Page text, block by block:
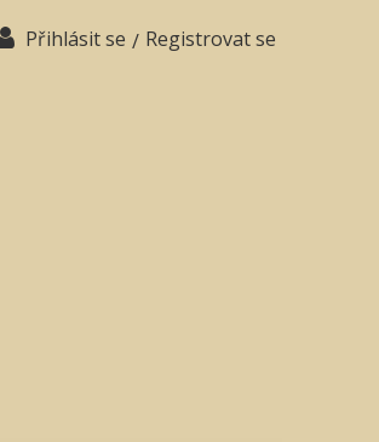
Přihlásit se / Registrovat se